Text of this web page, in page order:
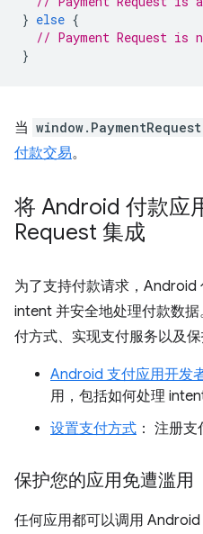
} else {
// Payment Request is
}
当 window.PaymentRequest
付款交易。
将 Android 付款应
Request 集成
为了支持付款请求，Android
intent 并安全地处理付款数
付方式、实现支付服务以及保
Android 支付应用开发
用，包括如何处理
设置支付方式 ： 注册
保护您的应用免遭滥用
任何应用都可以调用